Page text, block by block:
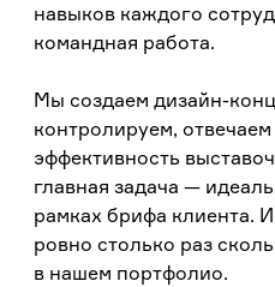
навыков каждого
командная работа.
Мы создаем дизайн-
контролируем, отвечаем
эффективность
главная задача —
рамках брифа клиента.
ровно столько раз
в нашем портфолио.